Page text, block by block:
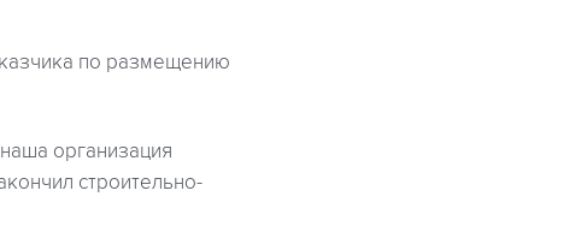
по размещению
организация
строительно-